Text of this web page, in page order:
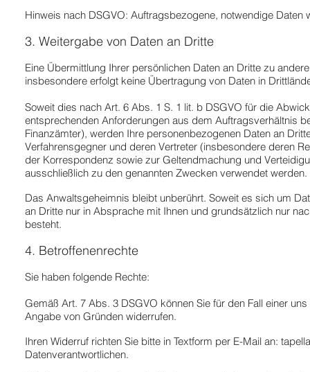
Hinweis nach DSGVO: Auftragsbezogene, notwendige
3. Weitergabe von Daten an Dritte
Eine Übermittlung Ihrer persönlichen Daten an Dritte zu
insbesondere erfolgt keine Übertragung von Daten in
Soweit dies nach Art. 6 Abs. 1 S. 1 lit. b DSGVO für die
entsprechenden Anforderungen aus dem Auftragsverhältnis
Finanzämter), werden Ihre personenbezogenen Daten an
Verfahrensgegner und deren Vertreter (insbesondere deren
der Korrespondenz sowie zur Geltendmachung und
ausschließlich zu den genannten Zwecken verwendet werden.
Das Anwaltsgeheimnis bleibt unberührt. Soweit es sich um
an Dritte nur in Absprache mit Ihnen und grundsätzlich nur
besteht.
4. Betroffenenrechte
Sie haben folgende Rechte:
Gemäß Art. 7 Abs. 3 DSGVO können Sie für den Fall einer
Angabe von Gründen widerrufen.
Ihren Widerruf richten Sie bitte in Textform per E-Mail an:
Datenverantwortlichen.